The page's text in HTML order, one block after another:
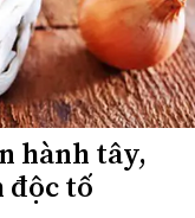
hành tây,
độc tố